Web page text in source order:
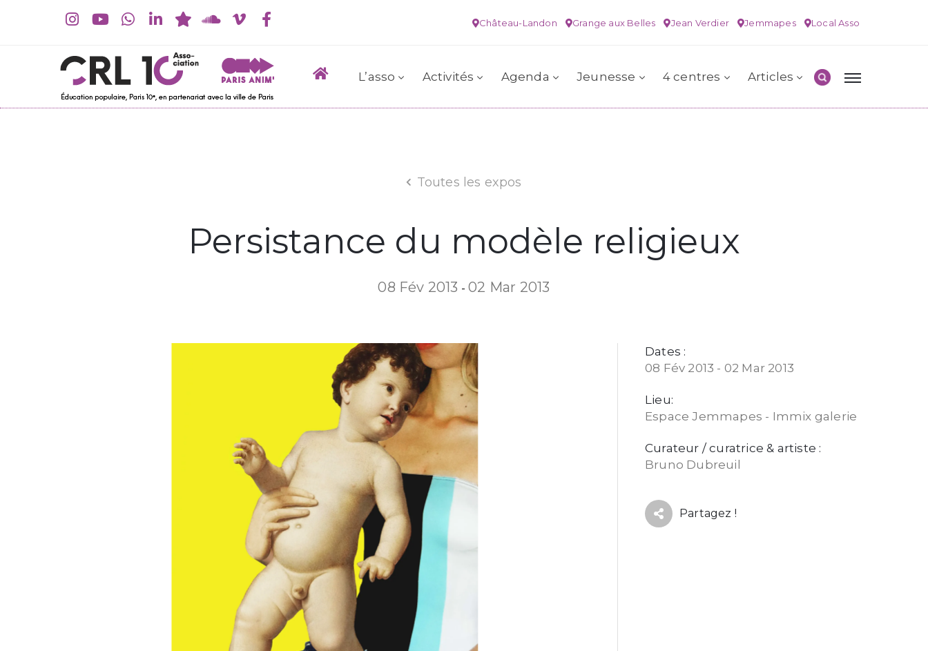
Château-Landon Grange aux Belles Jean Verdier Jemmapes Local Asso
L’asso Activités Agenda Jeunesse 4 centres Articles
Toutes les expos
Persistance du modèle religieux
08 Fév 2013 -02 Mar 2013
Dates :
08 Fév 2013 - 02 Mar 2013
Lieu:
Espace Jemmapes - Immix galerie
Curateur / curatrice & artiste :
Bruno Dubreuil
Partagez !